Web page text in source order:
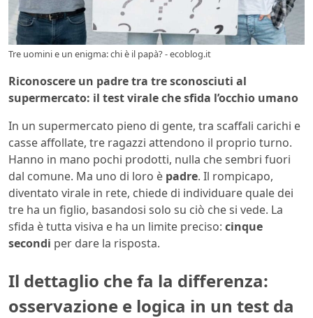
Tre uomini e un enigma: chi è il papà? - ecoblog.it
Riconoscere un padre tra tre sconosciuti al
supermercato: il test virale che sfida l’occhio umano
In un supermercato pieno di gente, tra scaffali carichi e
casse affollate, tre ragazzi attendono il proprio turno.
Hanno in mano pochi prodotti, nulla che sembri fuori
dal comune. Ma uno di loro è padre. Il rompicapo,
diventato virale in rete, chiede di individuare quale dei
tre ha un figlio, basandosi solo su ciò che si vede. La
sfida è tutta visiva e ha un limite preciso: cinque
secondi per dare la risposta.
Il dettaglio che fa la differenza:
osservazione e logica in un test da